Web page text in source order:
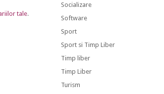
tale.
Socializare
Software
Sport
Sport si Timp Liber
Timp liber
Timp Liber
Turism